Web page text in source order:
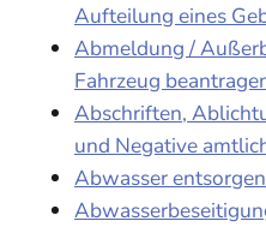
Aufteilung eines
Abmeldung /
Fahrzeug
Abschriften,
und Negative
Abwasser entsorgen